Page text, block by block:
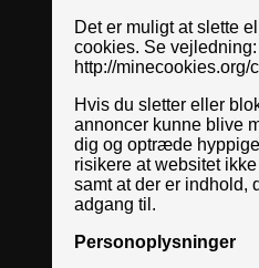
Det er muligt at slette
cookies. Se vejledning:
http://minecookies.org/
Hvis du sletter eller
annoncer kunne blive
dig og optræde
risikere at websitet
samt at der er indhold,
adgang til.
Personoplysninger